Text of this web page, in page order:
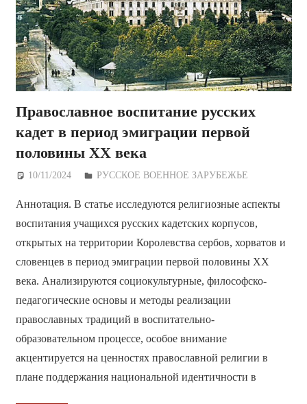
Православное воспитание русских
кадет в период эмиграции первой
половины ХХ века
10/11/2024 Дежурный по Редакции
РУССКОЕ ВОЕННОЕ ЗАРУБЕЖЬЕ
Аннотация. В статье исследуются религиозные аспекты
воспитания учащихся русских кадетских корпусов,
открытых на территории Королевства сербов, хорватов и
словенцев в период эмиграции первой половины ХХ
века. Анализируются социокультурные, философско-
педагогические основы и методы реализации
православных традиций в воспитательно-
образовательном процессе, особое внимание
акцентируется на ценностях православной религии в
плане поддержания национальной идентичности в